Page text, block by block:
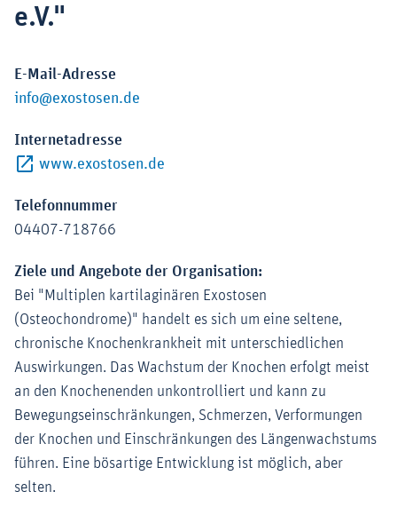
e.V."
E-Mail-Adresse
info@exostosen.de
Internetadresse
www.exostosen.de
Telefonnummer
04407-718766
Ziele und Angebote der Organisation:
Bei "Multiplen kartilaginären Exostosen
(Osteochondrome)" handelt es sich um eine seltene,
chronische Knochenkrankheit mit unterschiedlichen
Auswirkungen. Das Wachstum der Knochen erfolgt meist
an den Knochenenden unkontrolliert und kann zu
Bewegungseinschränkungen, Schmerzen, Verformungen
der Knochen und Einschränkungen des Längenwachstums
führen. Eine bösartige Entwicklung ist möglich, aber
selten.